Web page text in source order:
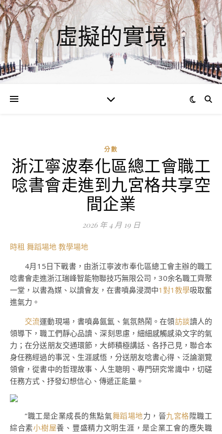
虛擬的實境
分數
浙江寧波奉化區總工會職工
唸書會走進到九宮格共享空
間企業
2026 年 4 月 19 日
時租 舞蹈場地 教學場地
4月15日下戰書，由浙江寧波市奉化區總工會主辦的職工
唸書會走進浙江瑞峰智能物聯技巧無限公司，30余名職工齊聚
一堂，以書為媒、以讀會友，在書噴鼻浸潤中1對1教學吸取奮
進氣力。
交流運動現場，書噴鼻氤氳、氣氛熱鬧。在領訪談讀人的
領導下，職工們靜心品讀、深刻思慮，細細感觸感染文字的氣
力；在分送朋友交通環節，大師積極講話、各抒己見，聯合本
身任務經過的事況、生涯感悟，分送朋友唸書心得、泛論瀏覽
領會，從書中的哲理故事、人生聰明、專門研究常識中，切磋
任務方式、抒發幻想信心、傳遞正能量。
“職工是企業成長的焦點氣舞蹈場地力，晉九宮格陞職工
綜合素小樹屋養、豐盛精力文明生涯，是企業工會的應失職
0